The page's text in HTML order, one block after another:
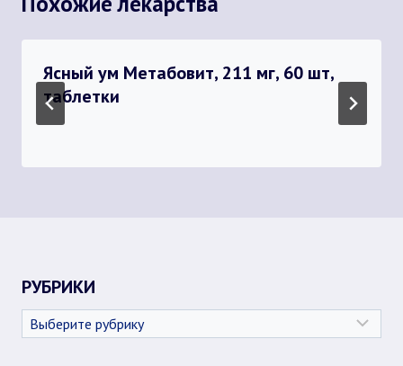
Ясный ум Метабовит, 211 мг, 60 шт,
таблетки
РУБРИКИ
Рубрики